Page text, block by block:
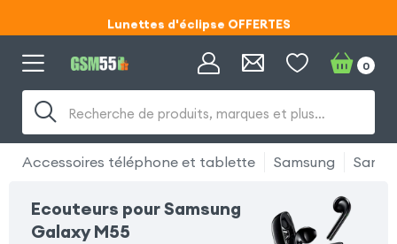
Lunettes d'éclipse OFFERTES
Code ECLIPSE55
Code ECLIPSE55
Recherche de produits, marques et plus…
0
Accessoires téléphone et tablette Samsung
Ecouteurs pour Samsung
Galaxy M55